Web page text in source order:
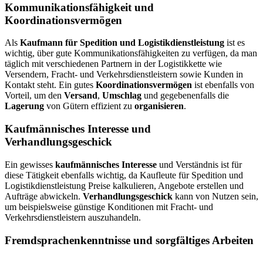
Kommunikationsfähigkeit und
Koordinationsvermögen
Als Kaufmann für Spedition und Logistikdienstleistung ist es
wichtig, über gute Kommunikationsfähigkeiten zu verfügen, da man
täglich mit verschiedenen Partnern in der Logistikkette wie
Versendern, Fracht- und Verkehrsdienstleistern sowie Kunden in
Kontakt steht. Ein gutes Koordinationsvermögen ist ebenfalls von
Vorteil, um den Versand, Umschlag und gegebenenfalls die
Lagerung von Gütern effizient zu organisieren.
Kaufmännisches Interesse und
Verhandlungsgeschick
Ein gewisses kaufmännisches Interesse und Verständnis ist für
diese Tätigkeit ebenfalls wichtig, da Kaufleute für Spedition und
Logistikdienstleistung Preise kalkulieren, Angebote erstellen und
Aufträge abwickeln. Verhandlungsgeschick kann von Nutzen sein,
um beispielsweise günstige Konditionen mit Fracht- und
Verkehrsdienstleistern auszuhandeln.
Fremdsprachenkenntnisse und sorgfältiges Arbeiten